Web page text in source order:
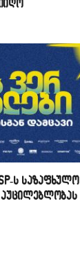
ს საზაფხულო
აუცილებლობას